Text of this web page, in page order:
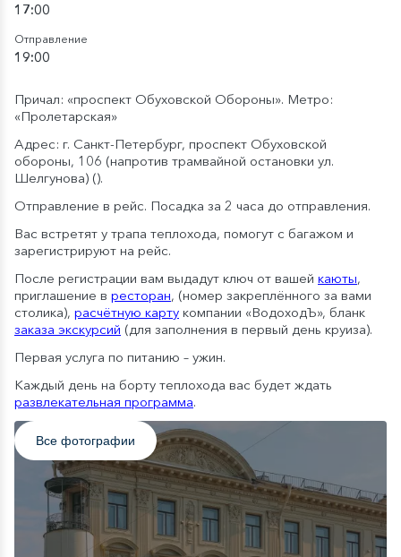
17:00
Отправление
19:00
Причал: «проспект Обуховской Обороны». Метро:
«Пролетарская»
Адрес: г. Санкт-Петербург, проспект Обуховской
обороны, 106 (напротив трамвайной остановки ул.
Шелгунова) ().
Отправление в рейс. Посадка за 2 часа до отправления.
Вас встретят у трапа теплохода, помогут с багажом и
зарегистрируют на рейс.
После регистрации вам выдадут ключ от вашей каюты,
приглашение в ресторан, (номер закреплённого за вами
столика), расчётную карту компании «ВодоходЪ», бланк
заказа экскурсий (для заполнения в первый день круиза).
Первая услуга по питанию – ужин.
Каждый день на борту теплохода вас будет ждать
развлекательная программа.
Все фотографии